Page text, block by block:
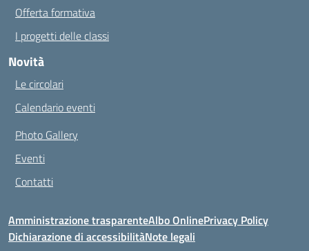
Offerta formativa
I progetti delle classi
Novità
Le circolari
Calendario eventi
Photo Gallery
Eventi
Contatti
Amministrazione trasparenteAlbo OnlinePrivacy Policy
Dichiarazione di accessibilitàNote legali